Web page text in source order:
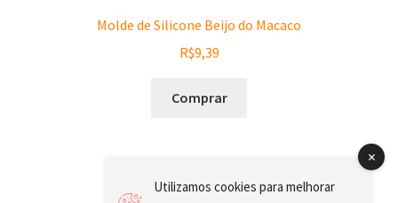
Molde de Silicone Beijo do Macaco
R$9,39
Comprar
Utilizamos cookies para melhorar